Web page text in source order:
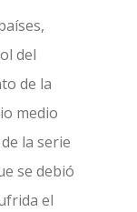
del
de la
medio
la serie
se debió
el